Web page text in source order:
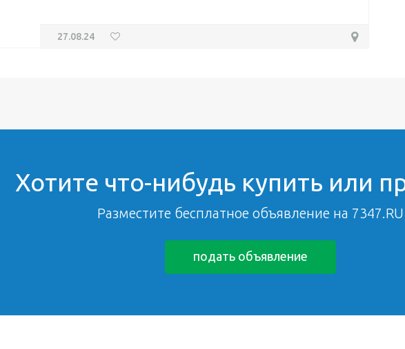
27.08.24
Хотите что-нибудь купить или
Разместите бесплатное объявление на 7347.RU
подать объявление